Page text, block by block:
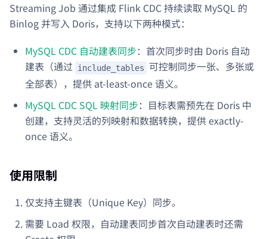
Streaming Job 通过集成 Flink CDC 持续读取 MySQL 的
Binlog 并写入 Doris，支持以下两种模式：
MySQL CDC 自动建表同步：首次同步时由 Doris 自动
建表（通过 include_tables
可控制同步一张、多张或
全部表），提供 at-least-once 语义。
MySQL CDC SQL 映射同步：目标表需预先在 Doris 中
创建，支持灵活的列映射和数据转换，提供 exactly-
once 语义。
使用限制
仅支持主键表（Unique Key）同步。
需要 Load 权限，自动建表同步首次自动建表时还需